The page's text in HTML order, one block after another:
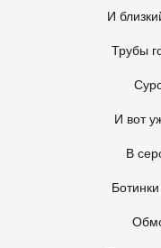
И
Трубы
И вот
В